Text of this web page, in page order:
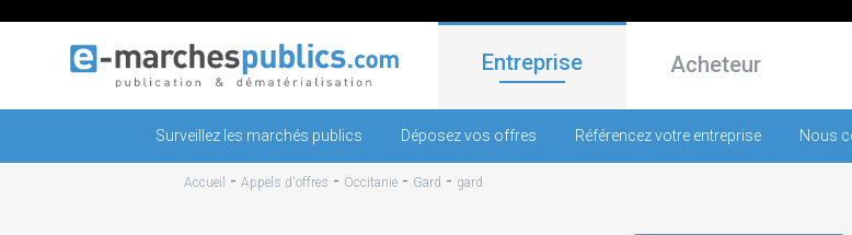
Entreprise Acheteur
Surveillez les marchés publics Déposez vos offres Référencez votre entreprise Nous
Accueil - Appels d'offres - Occitanie - Gard - gard